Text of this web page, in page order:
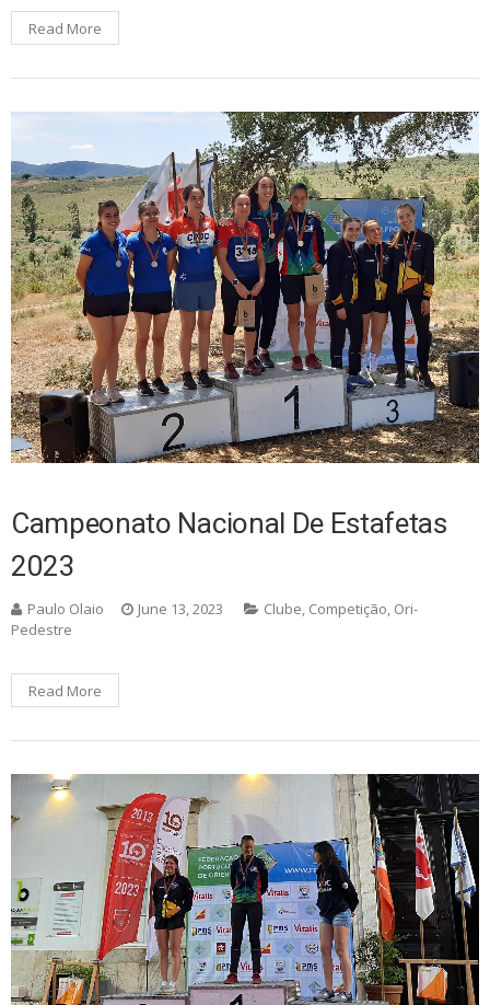
Read More
Campeonato Nacional De Estafetas
2023
Paulo Olaio June 13, 2023 Clube, Competição, Ori-
Pedestre
Read More